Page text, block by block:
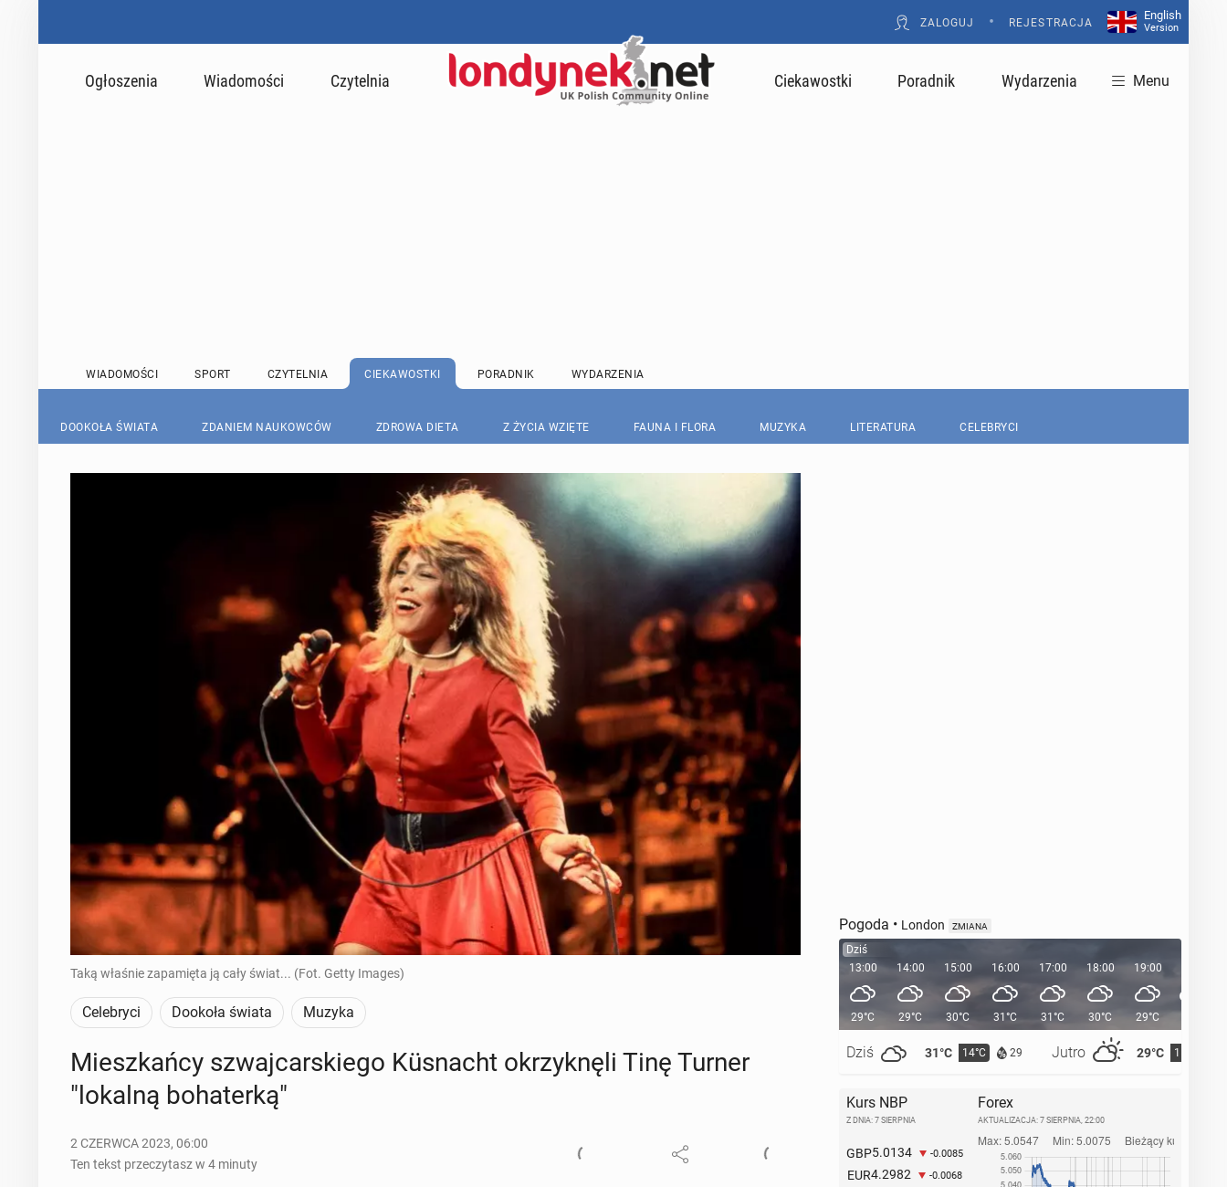
ZALOGUJ • REJESTRACJA
English
Version
Ogłoszenia Wiadomości Czytelnia Ciekawostki Poradnik Wydarzenia Menu
WIADOMOŚCI SPORT CZYTELNIA CIEKAWOSTKI PORADNIK WYDARZENIA
DOOKOŁA ŚWIATA ZDANIEM NAUKOWCÓW ZDROWA DIETA Z ŻYCIA WZIĘTE FAUNA I FLORA MUZYKA LITERATURA CELEBRYCI
Taką właśnie zapamięta ją cały świat... (Fot. Getty Images)
Celebryci Dookoła świata Muzyka
Miesz­kań­cy szwaj­car­skie­go Küsnacht okrzyk­nę­li Tinę Turner
"lokalną bo­ha­ter­ką"
2 CZERWCA 2023, 06:00
Ten tekst przeczytasz w 4 minuty
Pogoda • London ZMIANA
Dziś
13:00
29°C
Dziś 31°C 14°C 29 Jutro 29°C 15°C
14:00
29°C
15:00
30°C
16:00
31°C
17:00
31°C
18:00
30°C
19:00
29°C
Kurs NBP
Z DNIA: 7 SIERPNIA
GBP5.0134 -0.0085
EUR4.2982 -0.0068
Forex
AKTUALIZACJA: 7 SIERPNIA, 22:00